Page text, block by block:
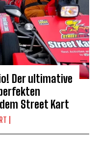
Der ultimative
Street Kart